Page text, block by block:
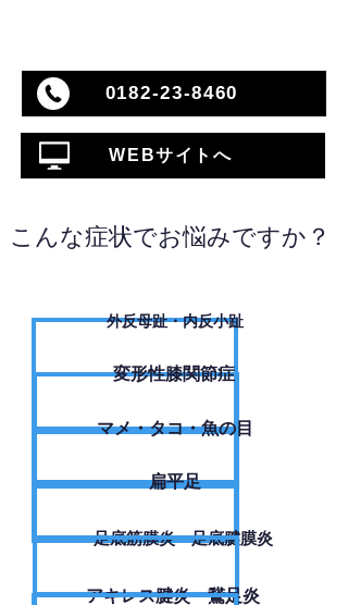
0182-23-8460
WEBサイトへ
こんな症状でお悩みですか？
外反母趾・内反小趾
変形性膝関節症
​マメ・タコ・魚の目
扁平足
足底筋膜炎・足底腱膜炎
アキレス腱炎・鵞足炎